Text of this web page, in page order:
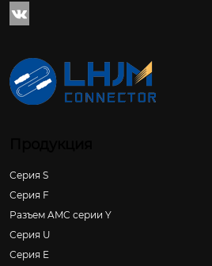

Серия S
Серия F
Разъем AMC серии Y
Серия U
Серия E